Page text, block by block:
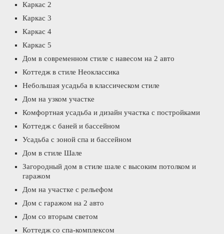
Каркас 2
Каркас 3
Каркас 4
Каркас 5
Дом в современном стиле с навесом на 2 авто
Коттедж в стиле Неоклассика
Небольшая усадьба в классическом стиле
Дом на узком участке
Комфортная усадьба и дизайн участка с постройками
Коттедж с баней и бассейном
Усадьба с зоной спа и бассейном
Дом в стиле Шале
Загородный дом в стиле шале с высоким потолком и
гаражом
Дом на участке с рельефом
Дом с гаражом на 2 авто
Дом со вторым светом
Коттедж со спа-комплексом